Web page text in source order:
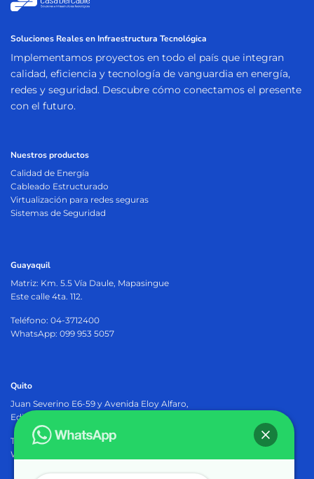
Soluciones Reales en Infraestructura Tecnológica
Implementamos proyectos en todo el país que integran
calidad, eficiencia y tecnología de vanguardia en energía,
redes y seguridad. Descubre cómo conectamos el presente
con el futuro.
Nuestros productos
Calidad de Energía
Cableado Estructurado
Virtualización para redes seguras
Sistemas de Seguridad
Guayaquil
Matriz: Km. 5.5 Vía Daule, Mapasingue
Este calle 4ta. 112.
Teléfono: 04-3712400
WhatsApp: 099 953 5057
Quito
Juan Severino E6-59 y Avenida Eloy Alfaro,
Edificio Osiris Plaza, PB.
Teléfono: 02-2905402
WhatsApp: 099 953 5057